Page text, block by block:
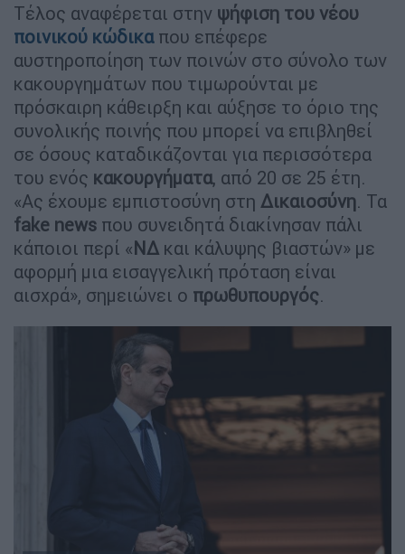
Τέλος αναφέρεται στην ψήφιση του νέου
ποινικού κώδικα που επέφερε
αυστηροποίηση των ποινών στο σύνολο των
κακουργημάτων που τιμωρούνται με
πρόσκαιρη κάθειρξη και αύξησε το όριο της
συνολικής ποινής που μπορεί να επιβληθεί
σε όσους καταδικάζονται για περισσότερα
του ενός κακουργήματα, από 20 σε 25 έτη.
«Ας έχουμε εμπιστοσύνη στη Δικαιοσύνη. Τα
fake news που συνειδητά διακίνησαν πάλι
κάποιοι περί «ΝΔ και κάλυψης βιαστών» με
αφορμή μια εισαγγελική πρόταση είναι
αισχρά», σημειώνει ο πρωθυπουργός.